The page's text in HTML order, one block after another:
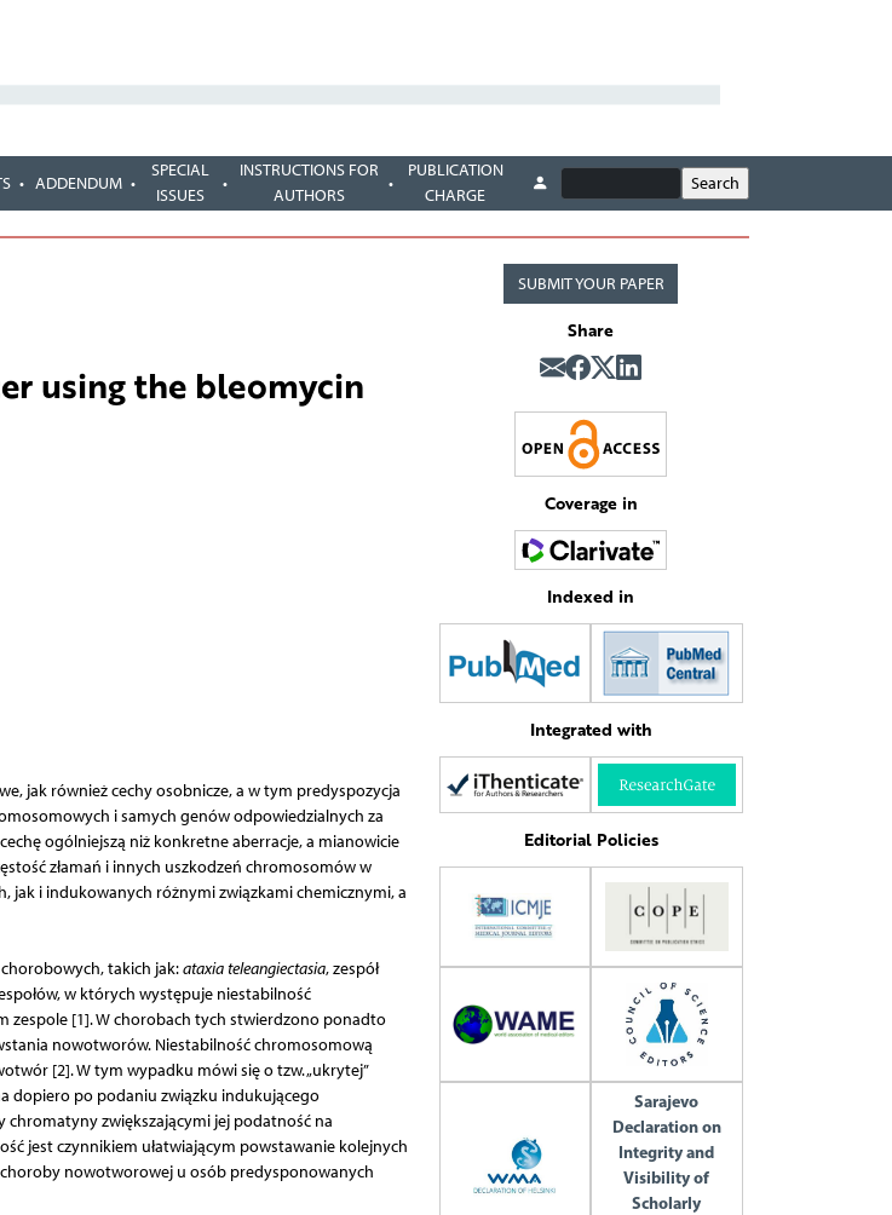
ADDENDUM
SPECIAL
ISSUES
INSTRUCTIONS FOR
AUTHORS
PUBLICATION
CHARGE
using the bleomycin
jak również cechy osobnicze, a w tym predyspozycja
i samych genów odpowiedzialnych za
ogólniejszą niż konkretne aberracje, a mianowicie
złamań i innych uszkodzeń chromosomów w
i indukowanych różnymi związkami chemicznymi, a
takich jak:ataxia teleangiectasia, zespół
w których występuje niestabilność
[1]. W chorobach tych stwierdzono ponadto
nowotworów. Niestabilność chromosomową
[2]. W tym wypadku mówi się o tzw. „ukrytej”
dopiero po podaniu związku indukującego
chromatyny zwiększającymi jej podatność na
jest czynnikiem ułatwiającym powstawanie kolejnych
nowotworowej u osób predysponowanych
SUBMIT YOUR PAPER
Share
Coverage in
Indexed in
Integrated with
Editorial Policies
Sarajevo
Declaration on
Integrity and
Visibility of
Scholarly